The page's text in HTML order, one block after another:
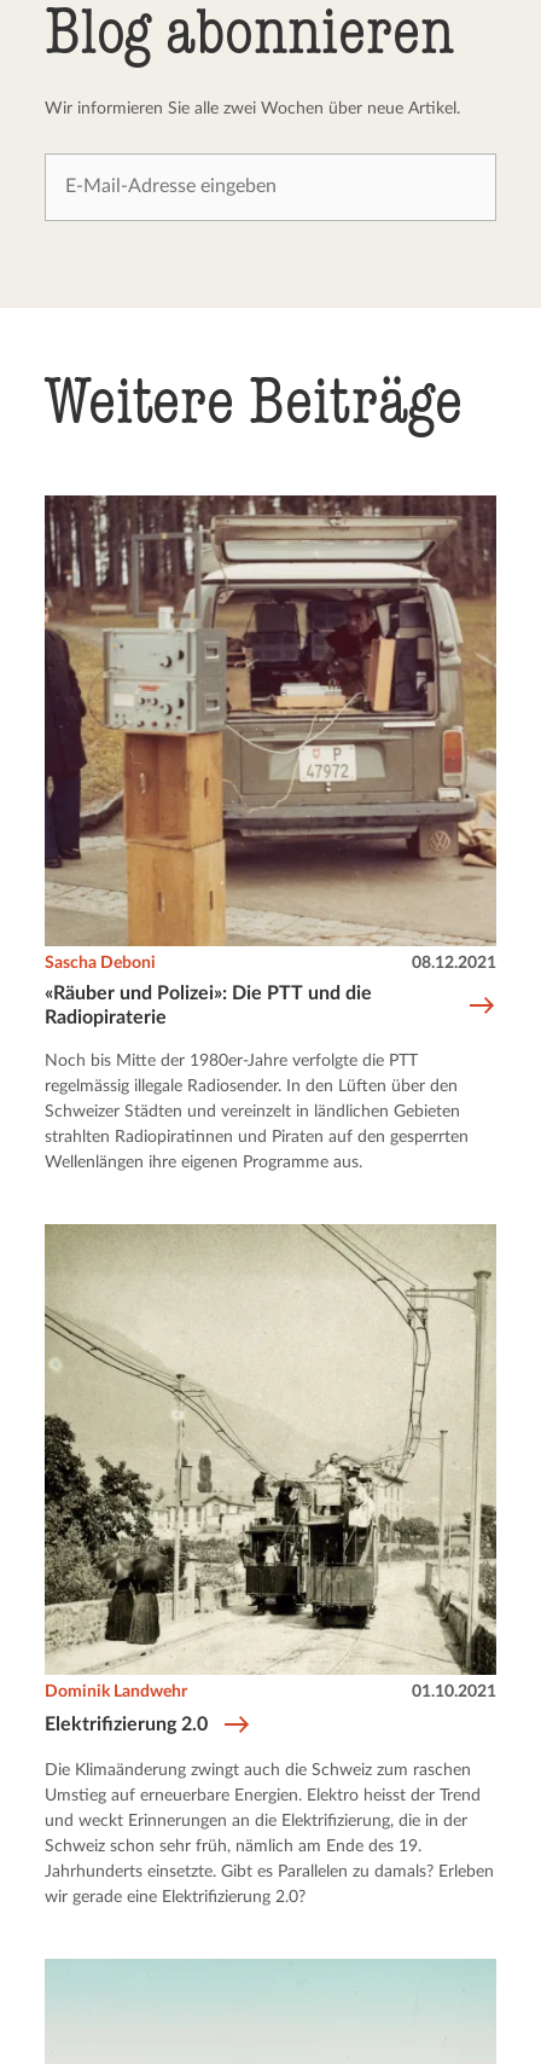
Blog abonnieren
Wir informieren Sie alle zwei Wochen über neue Artikel.
Weitere Beiträge
«Räuber und Polizei»: Die PTT und die
Radiopiraterie
Sascha Deboni 08.12.2021
Noch bis Mitte der 1980er-Jahre verfolgte die PTT
regelmässig illegale Radiosender. In den Lüften über den
Schweizer Städten und vereinzelt in ländlichen Gebieten
strahlten Radiopiratinnen und Piraten auf den gesperrten
Wellenlängen ihre eigenen Programme aus.
Elektrifizierung 2.0
Dominik Landwehr 01.10.2021
Die Klimaänderung zwingt auch die Schweiz zum raschen
Umstieg auf erneuerbare Energien. Elektro heisst der Trend
und weckt Erinnerungen an die Elektrifizierung, die in der
Schweiz schon sehr früh, nämlich am Ende des 19.
Jahrhunderts einsetzte. Gibt es Parallelen zu damals? Erleben
wir gerade eine Elektrifizierung 2.0?